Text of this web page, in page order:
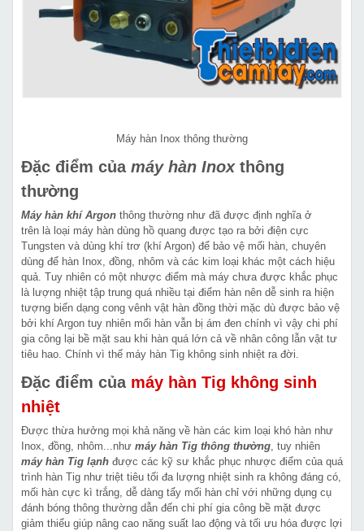
Máy hàn Inox thông thường
Đặc điểm của máy hàn Inoxthông
thường
Máy hàn khí Argon thông thường như đã được định nghĩa ở
trên là loại máy hàn dùng hồ quang được tạo ra bởi điện cực
Tungsten và dùng khí trơ (khí Argon) để bảo vệ mối hàn, chuyên
dùng để hàn Inox, đồng, nhôm và các kim loại khác một cách hiệu
quả. Tuy nhiên có một nhược điểm mà máy chưa được khắc phục
là lượng nhiệt tập trung quá nhiều tại điểm hàn nên dễ sinh ra hiện
tượng biến dạng cong vênh vật hàn đồng thời mặc dù được bảo vệ
bởi khí Argon tuy nhiên mối hàn vẫn bị ám đen chính vì vậy chi phí
gia công lại bề mặt sau khi hàn quá lớn cả về nhân công lẫn vật tư
tiêu hao. Chính vì thế máy hàn Tig không sinh nhiệt ra đời.
Đặc điểm của máy hàn Tig không sinh
nhiệt
Được thừa hưởng mọi khả năng về hàn các kim loại khó hàn như
Inox, đồng, nhôm...như máy hàn Tig thông thường, tuy nhiên
máy hàn Tig lạnh được các kỹ sư khắc phục nhược điểm của quá
trình hàn Tig như triệt tiêu tối đa lượng nhiệt sinh ra không đáng có,
mối hàn cực kì trắng, dễ dàng tẩy mối hàn chỉ với những dụng cụ
đánh bóng thông thường dẫn đến chi phí gia công bề mặt được
giảm thiểu giúp nâng cao năng suất lao động và tối ưu hóa được lợi